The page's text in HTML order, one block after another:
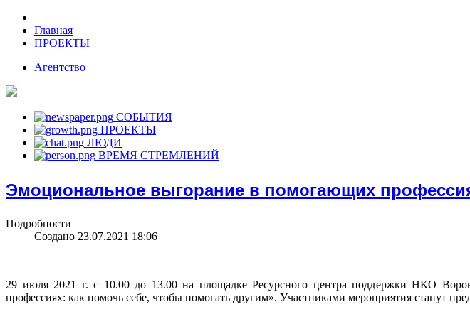
Главная
ПРОЕКТЫ
Агентство
СОБЫТИЯ
ПРОЕКТЫ
ЛЮДИ
ВРЕМЯ СТРЕМЛЕНИЙ
Эмоциональное выгорание в помогающих
Подробности
Создано 23.07.2021 18:06
29 июля 2021 г. с 10.00 до 13.00 на площадке Ресурсного центра поддержки НКО
профессиях: как помочь себе, чтобы помогать другим». Участниками мероприятия станут